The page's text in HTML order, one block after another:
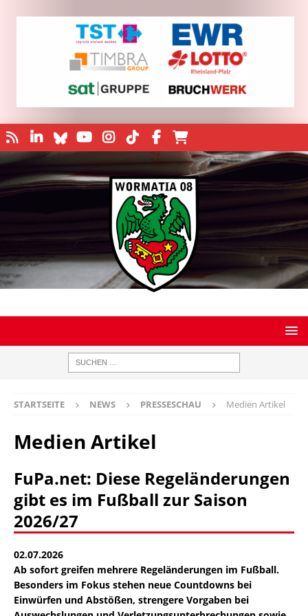
STARTSEITE NEWS PRESSESCHAU Medien Artikel
Medien Artikel
FuPa.net: Diese Regeländerungen
gibt es im Fußball zur Saison
2026/27
02.07.2026
Ab sofort greifen mehrere Regeländerungen im Fußball.
Besonders im Fokus stehen neue Countdowns bei
Einwürfen und Abstößen, strengere Vorgaben bei